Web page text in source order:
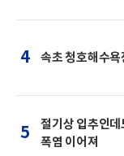
4 속초 청호해수
5
절기상 입추인
폭염 이어져